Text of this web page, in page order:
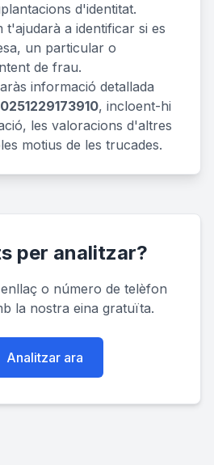
d'identitat.
t'ajudarà a identificar si es
un particular o
de frau.
informació detallada
, incloent-hi
les valoracions d'altres
motius de les trucades.
per analitzar?
o número de telèfon
la nostra eina gratuïta.
Analitzar ara